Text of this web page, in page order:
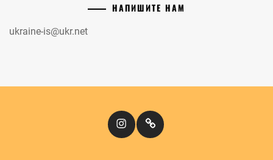
НАПИШИТЕ НАМ
ukraine-is@ukr.net
InstagramКіномандри